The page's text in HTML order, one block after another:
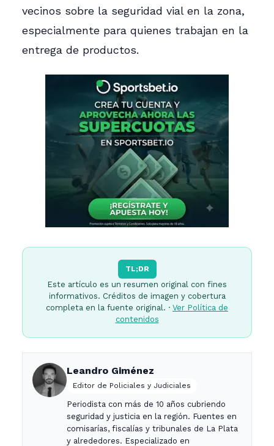
vecinos sobre la seguridad vial en la zona,
especialmente para quienes trabajan en la
entrega de productos.
TL;DR
Este artículo es un resumen original con fines
informativos. Créditos de imagen y cobertura
completa en la fuente original. · Ver Política de
contenidos
Leandro Giménez
Editor de Policiales y Judiciales
Periodista con más de 10 años cubriendo
seguridad y justicia en la región. Fuentes en
comisarías, fiscalías y tribunales de La Plata
y alrededores. Especializado en